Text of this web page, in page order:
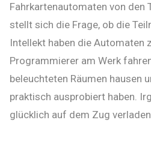
Fahrkartenautomaten von den
stellt sich die Frage, ob die
Intellekt haben die Automaten
Programmierer am Werk
beleuchteten Räumen hausen
praktisch ausprobiert haben.
glücklich auf dem Zug